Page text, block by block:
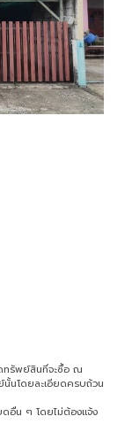
ทรัพย์สินที่จะซื้อ ณ
นโดยละเอียดครบถ้วน
ดอื่น ๆ โดยไม่ต้องแจ้ง